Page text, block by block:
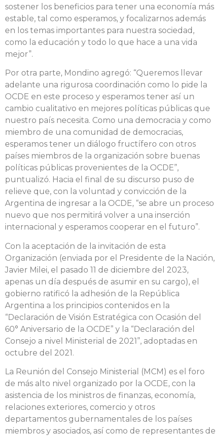
sostener los beneficios para tener una economía más
estable, tal como esperamos, y focalizarnos además
en los temas importantes para nuestra sociedad,
como la educación y todo lo que hace a una vida
mejor”.
Por otra parte, Mondino agregó: “Queremos llevar
adelante una rigurosa coordinación como lo pide la
OCDE en este proceso y esperamos tener así un
cambio cualitativo en mejores políticas públicas que
nuestro país necesita. Como una democracia y como
miembro de una comunidad de democracias,
esperamos tener un diálogo fructífero con otros
países miembros de la organización sobre buenas
políticas públicas provenientes de la OCDE”,
puntualizó. Hacia el final de su discurso puso de
relieve que, con la voluntad y convicción de la
Argentina de ingresar a la OCDE, “se abre un proceso
nuevo que nos permitirá volver a una inserción
internacional y esperamos cooperar en el futuro”.
Con la aceptación de la invitación de esta
Organización (enviada por el Presidente de la Nación,
Javier Milei, el pasado 11 de diciembre del 2023,
apenas un día después de asumir en su cargo), el
gobierno ratificó la adhesión de la República
Argentina a los principios contenidos en la
“Declaración de Visión Estratégica con Ocasión del
60° Aniversario de la OCDE” y la “Declaración del
Consejo a nivel Ministerial de 2021”, adoptadas en
octubre del 2021.
La Reunión del Consejo Ministerial (MCM) es el foro
de más alto nivel organizado por la OCDE, con la
asistencia de los ministros de finanzas, economía,
relaciones exteriores, comercio y otros
departamentos gubernamentales de los países
miembros y asociados, así como de representantes de